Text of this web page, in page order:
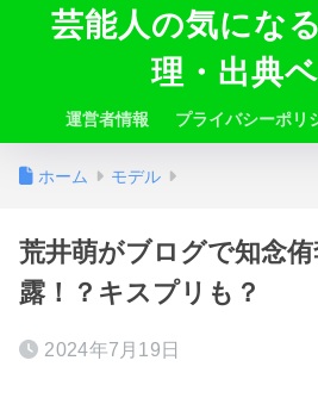
芸能人の気にな
理・出典
運営者情報 プライバシーポリ
ホーム モデル
荒井萌がブログで知念
露！？キスプリも？
2024年7月19日